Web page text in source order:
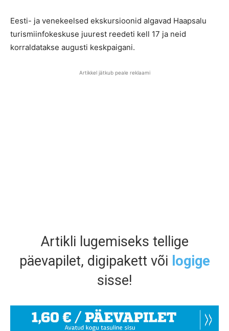
Eesti- ja venekeelsed ekskursioonid algavad Haapsalu
turismiinfokeskuse juurest reedeti kell 17 ja neid
korraldatakse augusti keskpaigani.
Artikkel jätkub peale reklaami
Artikli lugemiseks tellige
päevapilet, digipakett või logige
sisse!